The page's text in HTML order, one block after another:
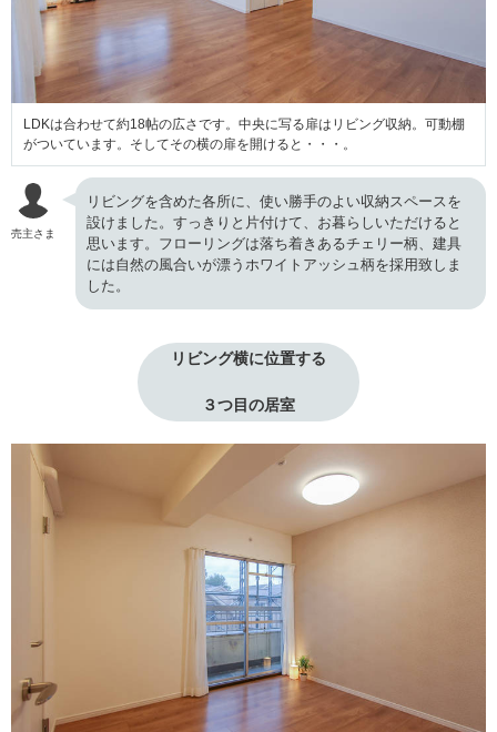
LDKは合わせて約18帖の広さです。中央に写る扉はリビング収納。可動棚
がついています。そしてその横の扉を開けると・・・。
売主さま
リビングを含めた各所に、使い勝手のよい収納スペースを
設けました。すっきりと片付けて、お暮らしいただけると
思います。フローリングは落ち着きあるチェリー柄、建具
には自然の風合いが漂うホワイトアッシュ柄を採用致しま
した。
リビング横に位置する
３つ目の居室